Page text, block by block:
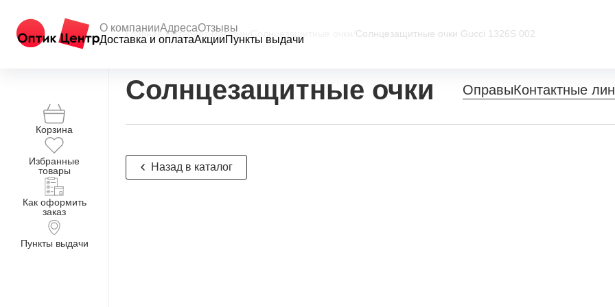
О компанииАдресаОтзывы
Доставка и оплатаАкцииПункты выдачи
Корзина
Избранные
товары
Как оформить
заказ
Пункты выдачи
Главная Интернет-магазин Солнцезащитные очки Gucci 1326S 002
Солнцезащитные очки ОправыКонтактные
Назад в каталог